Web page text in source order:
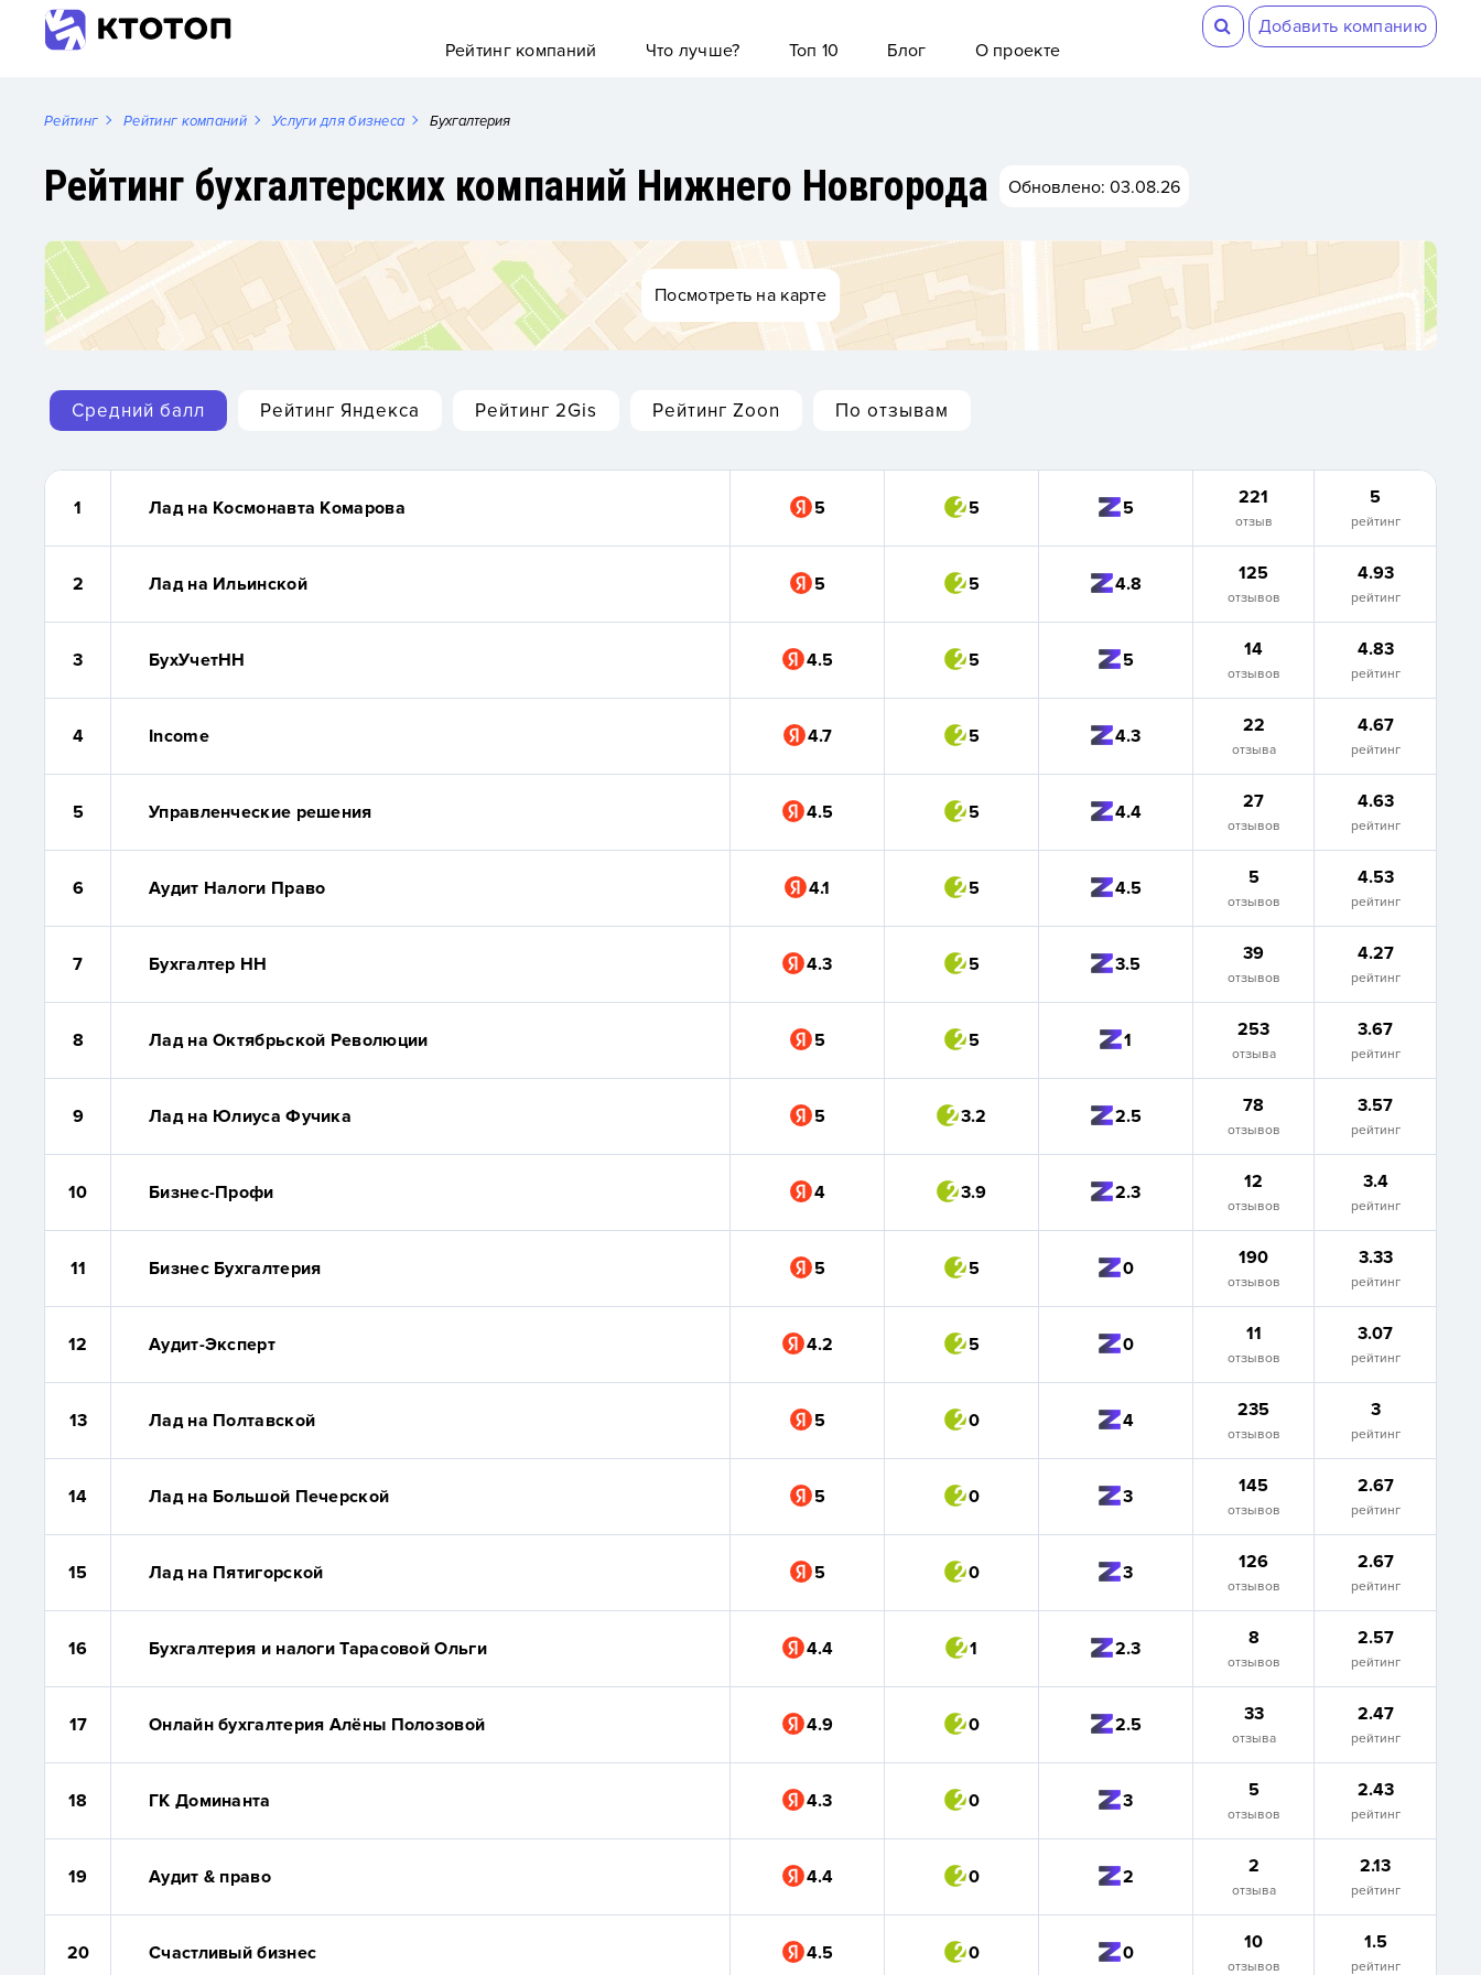
Добавить компанию
Рейтинг компаний
Что лучше? Топ 10 Блог О проекте
Рейтинг Рейтинг компаний Услуги для бизнеса Бухгалтерия
Рейтинг бухгалтерских компаний Нижнего Новгорода Обновлено: 03.08.26
Посмотреть на карте
Средний балл Рейтинг Яндекса Рейтинг 2Gis Рейтинг Zoon По отзывам
1 Лад на Космонавта Комарова 5 5 5
отзыв
221
рейтинг
5
2 Лад на Ильинской 5 5 4.8
отзывов
125
рейтинг
4.93
3 БухУчетНН 4.5 5 5
отзывов
14
рейтинг
4.83
4 Income 4.7 5 4.3
отзыва
22
рейтинг
4.67
5 Управленческие решения 4.5 5 4.4
отзывов
27
рейтинг
4.63
6 Аудит Налоги Право 4.1 5 4.5
отзывов
5
рейтинг
4.53
7 Бухгалтер НН 4.3 5 3.5
отзывов
39
рейтинг
4.27
8 Лад на Октябрьской Революции 5 5 1
отзыва
253
рейтинг
3.67
9 Лад на Юлиуса Фучика 5 3.2 2.5
отзывов
78
рейтинг
3.57
10 Бизнес-Профи 4 3.9 2.3
отзывов
12
рейтинг
3.4
11 Бизнес Бухгалтерия 5 5 0
отзывов
190
рейтинг
3.33
12 Аудит-Эксперт 4.2 5 0
отзывов
11
рейтинг
3.07
13 Лад на Полтавской 5 0 4
отзывов
235
рейтинг
3
14 Лад на Большой Печерской 5 0 3
отзывов
145
рейтинг
2.67
15 Лад на Пятигорской 5 0 3
отзывов
126
рейтинг
2.67
16 Бухгалтерия и налоги Тарасовой Ольги 4.4 1 2.3
отзывов
8
рейтинг
2.57
17 Онлайн бухгалтерия Алёны Полозовой 4.9 0 2.5
отзыва
33
рейтинг
2.47
18 ГК Доминанта 4.3 0 3
отзывов
5
рейтинг
2.43
19 Аудит & право 4.4 0 2
отзыва
2
рейтинг
2.13
20 Счастливый бизнес 4.5 0 0
отзывов
10
рейтинг
1.5